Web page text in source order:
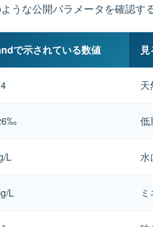
うな公開パラメータを確認す
で示されている数値
天
低
L 水
L